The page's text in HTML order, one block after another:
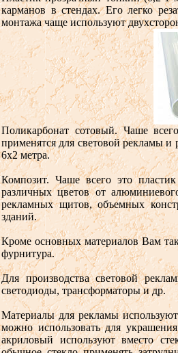
карманов встендах. Еголегко
монтажа чаще используютдв
Поликарбонат сотовый.Чашев
применятсядля световой рекламыи
6х2 метра.
Композит. Чашевсего этопластик
различныхцветовот алюминие
рекламных щитов,объемных
зданий.
Кроме основныхматериалов Вам
фурнитура.
Дляпроизводства световой
светодиоды,трансформаторыидр.
Материалыдлярекламы используют
можно использовать для украшения
акриловый используютвместо